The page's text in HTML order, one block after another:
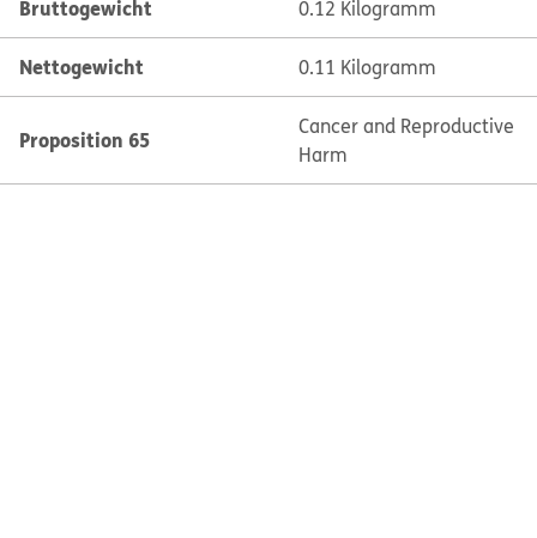
Bruttogewicht 0.12 Kilogramm
Nettogewicht 0.11 Kilogramm
Proposition 65
Cancer and Reproductive
Harm